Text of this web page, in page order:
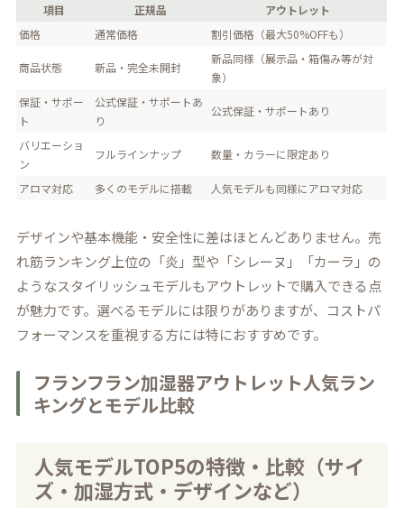
項目 正規品
アウトレット
価格
通常価格 割引価格（最大50%OFFも）
商品状態 新品・完全未開封
新品同様（展示品・箱傷み等が対
象）
保証・サポー
ト
公式保証・サポートあ
り
公式保証・サポートあり
バリエーショ
ン
フルラインナップ 数量・カラーに限定あり
アロマ対応 多くのモデルに搭載 人気モデルも同様にアロマ対応
デザインや基本機能・安全性に差はほとんどありません。売
れ筋ランキング上位の「炎」型や「シレーヌ」「カーラ」の
ようなスタイリッシュモデルもアウトレットで購入できる点
が魅力です。選べるモデルには限りがありますが、コストパ
フォーマンスを重視する方には特におすすめです。
フランフラン加湿器アウトレット人気ラン
キングとモデル比較
人気モデルTOP5の特徴・比較（サイ
ズ・加湿方式・デザインなど）